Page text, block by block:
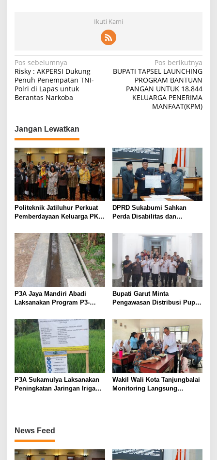
Ikuti Kami
Navigasi
pos
Pos sebelumnya
Risky : AKPERSI Dukung
Penuh Penempatan TNI-
Polri di Lapas untuk
Berantas Narkoba
Pos berikutnya
BUPATI TAPSEL LAUNCHING
PROGRAM BANTUAN
PANGAN UNTUK 18.844
KELUARGA PENERIMA
MANFAAT(KPM)
Jangan Lewatkan
Politeknik Jatiluhur Perkuat
Pemberdayaan Keluarga PKH
DPRD Sukabumi Sahkan
Perda Disabilitas dan
PPAS 2026
P3A Jaya Mandiri Abadi
Laksanakan Program P3-
Irigasi di Wanayasa
Bupati Garut Minta
Pengawasan Distribusi Pupuk
Pendaftaran RDKK
Dioptimalkan
P3A Sukamulya Laksanakan
Peningkatan Jaringan Irigasi,
Wakil Wali Kota Tanjungbalai
Monitoring Langsung
News Feed